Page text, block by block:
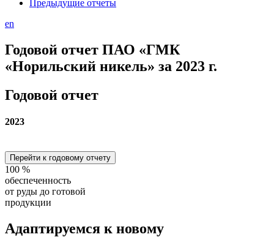
Предыдущие отчеты
en
Годовой отчет ПАО «ГМК
«Норильский никель» за 2023 г.
Годовой отчет
2023
Перейти к годовому отчету
100 %
обеспеченность
от руды до готовой
продукции
Адаптируемся к новому